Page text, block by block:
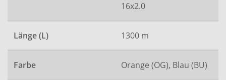
16x2.0
Länge (L) 1300 m
Farbe Orange (OG), Blau (BU)